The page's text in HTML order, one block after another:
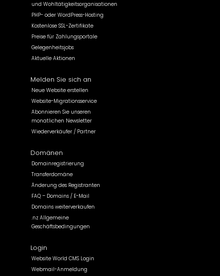
und Wohltätigkeitsorganisationen
PHP- oder WordPress-Hosting
Kostenlose SSL-Zertifikate
Preise für Zahlungsportale
Gelegenheitsjobs
Aktuelle Aktionen
Melden Sie sich an
Neue Website erstellen
Website-Migrationsservice
Abonnieren Sie unseren
monatlichen Newsletter
Wiederverkäufer / Partner
Domänen
Domainregistrierung
Transferdomäne
Änderung des Registranten
FAQ – Domains / E-Mail
Domains weiterverkaufen
.nz Allgemeine
Geschäftsbedingungen
Login
Website World CMS Login
Webmail-Anmeldung